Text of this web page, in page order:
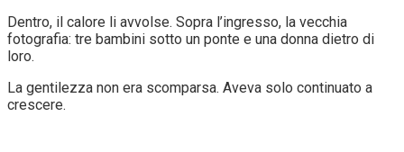
Dentro, il calore li avvolse. Sopra l’ingresso, la vecchia
fotografia: tre bambini sotto un ponte e una donna dietro di
loro.
La gentilezza non era scomparsa. Aveva solo continuato a
crescere.